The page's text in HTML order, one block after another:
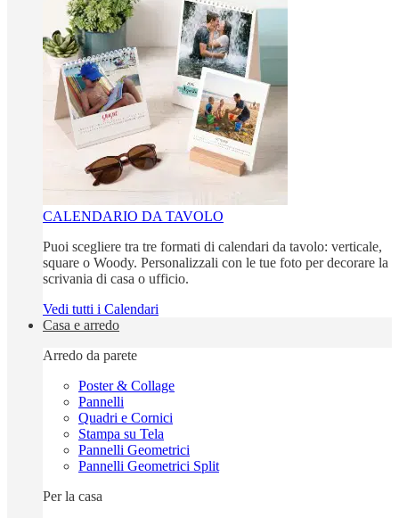
CALENDARIO DA TAVOLO
Puoi scegliere tra tre formati di calendari da tavolo: verticale,
square o Woody. Personalizzali con le tue foto per decorare la
scrivania di casa o ufficio.
Vedi tutti i Calendari
Casa e arredo
Arredo da parete
Poster & Collage
Pannelli
Quadri e Cornici
Stampa su Tela
Pannelli Geometrici
Pannelli Geometrici Split
Per la casa